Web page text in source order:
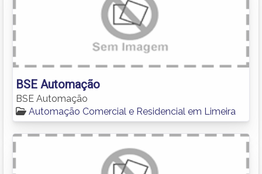
BSE Automação
BSE Automação
Automação Comercial e Residencial em Limeira